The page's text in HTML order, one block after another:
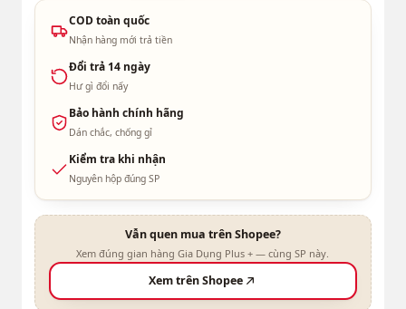
COD toàn quốc
Nhận hàng mới trả tiền
Đổi trả 14 ngày
Hư gì đổi nấy
Bảo hành chính hãng
Dán chắc, chống gỉ
Kiểm tra khi nhận
Nguyên hộp đúng SP
Vẫn quen mua trên Shopee?
Xem đúng gian hàng Gia Dụng Plus + — cùng SP này.
Xem trên Shopee